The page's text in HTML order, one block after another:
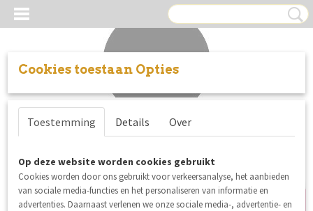
Inloggen Registreren
nieuw
Cookies toestaan Opties
Toestemming Details Over
Op deze website worden cookies gebruikt
Cookies worden door ons gebruikt voor verkeersanalyse, het aanbieden
van sociale media-functies en het personaliseren van informatie en
advertenties. Daarnaast verlenen we onze sociale media-, advertentie- en